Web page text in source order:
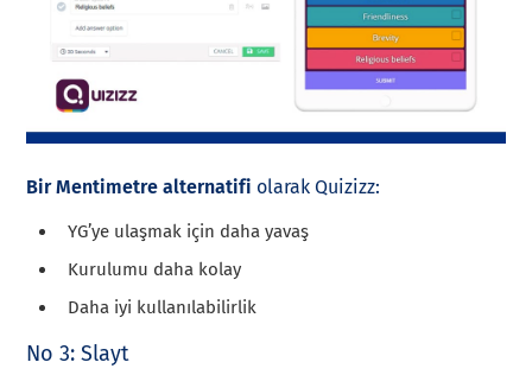
Bir Mentimetre alternatifi olarak Quizizz:
YG’ye ulaşmak için daha yavaş
Kurulumu daha kolay
Daha iyi kullanılabilirlik
No 3: Slayt